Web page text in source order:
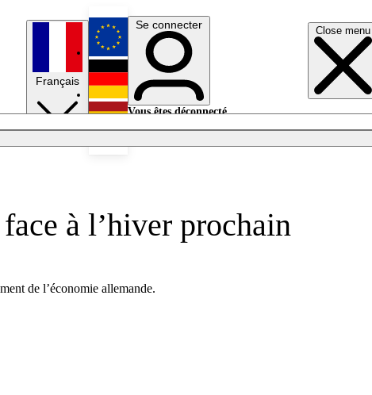
Close menu
Français
English
Deutsch
Se connecter
Vous êtes déconnecté.
à l’hiver prochain
de l’économie allemande.